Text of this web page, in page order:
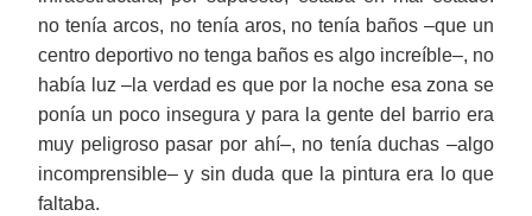
no tenía arcos, no tenía aros, no tenía baños ‒que un
centro deportivo no tenga baños es algo increíble‒, no
había luz ‒la verdad es que por la noche esa zona se
ponía un poco insegura y para la gente del barrio era
muy peligroso pasar por ahí‒, no tenía duchas ‒algo
incomprensible‒ y sin duda que la pintura era lo que
faltaba.